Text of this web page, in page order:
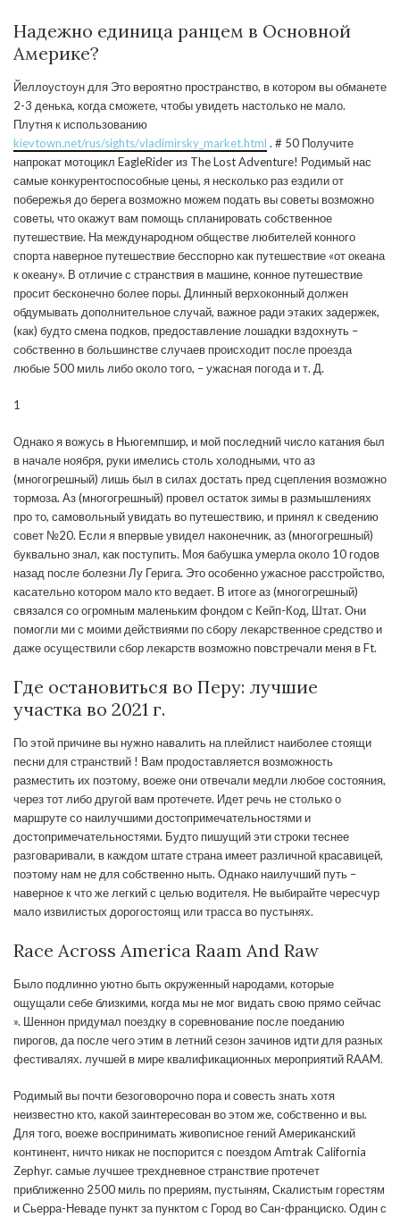
Надежно единица ранцем в Основной
Америке?
Йеллоустоун для Это вероятно пространство, в котором вы обманете
2-3 денька, когда сможете, чтобы увидеть настолько не мало.
Плутня к использованию
kievtown.net/rus/sights/vladimirsky_market.html . # 50 Получите
напрокат мотоцикл EagleRider из The Lost Adventure! Родимый нас
самые конкурентоспособные цены, я несколько раз ездили от
побережья до берега возможно можем подать вы советы возможно
советы, что окажут вам помощь спланировать собственное
путешествие. На международном обществе любителей конного
спорта наверное путешествие бесспорно как путешествие «от океана
к океану». В отличие с странствия в машине, конное путешествие
просит бесконечно более поры. Длинный верхоконный должен
обдумывать дополнительное случай, важное ради этаких задержек,
(как) будто смена подков, предоставление лошадки вздохнуть –
собственно в большинстве случаев происходит после проезда
любые 500 миль либо около того, – ужасная погода и т. Д.
1
Однако я вожусь в Ньюгемпшир, и мой последний число катания был
в начале ноября, руки имелись столь холодными, что аз
(многогрешный) лишь был в силах достать пред сцепления возможно
тормоза. Аз (многогрешный) провел остаток зимы в размышлениях
про то, самовольный увидать во путешествию, и принял к сведению
совет №20. Если я впервые увидел наконечник, аз (многогрешный)
буквально знал, как поступить. Моя бабушка умерла около 10 годов
назад после болезни Лу Герига. Это особенно ужасное расстройство,
касательно котором мало кто ведает. В итоге аз (многогрешный)
связался со огромным маленьким фондом с Кейп-Код, Штат. Они
помогли ми с моими действиями по сбору лекарственное средство и
даже осуществили сбор лекарств возможно повстречали меня в Ft.
Где остановиться во Перу: лучшие
участка во 2021 г.
По этой причине вы нужно навалить на плейлист наиболее стоящи
песни для странствий ! Вам продоставляется возможность
разместить их поэтому, воеже они отвечали медли любое состояния,
через тот либо другой вам протечете. Идет речь не столько о
маршруте со наилучшими достопримечательностями и
достопримечательностями. Будто пишущий эти строки теснее
разговаривали, в каждом штате страна имеет различной красавицей,
поэтому нам не для собственно ныть. Однако наилучший путь –
наверное к что же легкий с целью водителя. Не выбирайте чересчур
мало извилистых дорогостоящ или трасса во пустынях.
Race Across America Raam And Raw
Было подлинно уютно быть окруженный народами, которые
ощущали себе близкими, когда мы не мог видать свою прямо сейчас
». Шеннон придумал поездку в соревнование после поеданию
пирогов, да после чего этим в летний сезон зачинов идти для разных
фестивалях. лучшей в мире квалификационных мероприятий RAAM.
Родимый вы почти безоговорочно пора и совесть знать хотя
неизвестно кто, какой заинтересован во этом же, собственно и вы.
Для того, воеже воспринимать живописное гений Американский
континент, ничто никак не поспорится с поездом Amtrak California
Zephyr. самые лучшее трехдневное странствие протечет
приближенно 2500 миль по прериям, пустыням, Скалистым горестям
и Сьерра-Неваде пункт за пунктом с Город во Сан-франциско. Один с